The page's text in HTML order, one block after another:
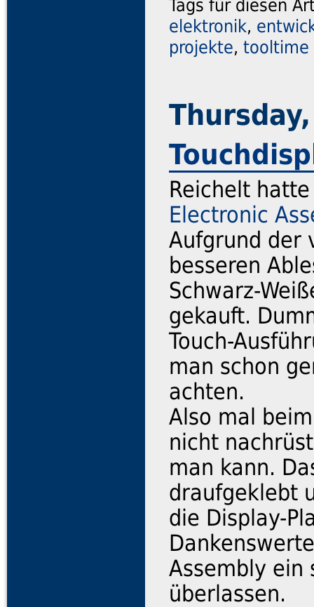
Tags für diesen
elektronik,
projekte,tooltime
Reichelt
Electronic
Aufgrund der
besseren
Schwarz-
gekauft.
Touch-
man schon
achten.
Also mal
nicht
man kann.
draufgeklebt
die Display-
Assembly ein
überlassen.